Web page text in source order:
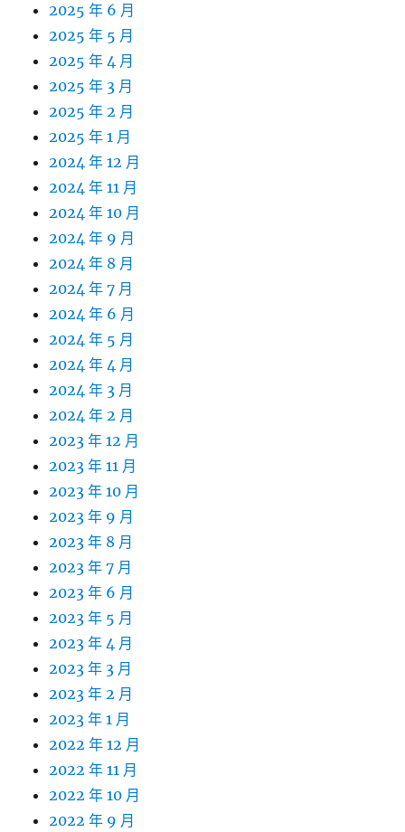
2025 年 6 月
2025 年 5 月
2025 年 4 月
2025 年 3 月
2025 年 2 月
2025 年 1 月
2024 年 12 月
2024 年 11 月
2024 年 10 月
2024 年 9 月
2024 年 8 月
2024 年 7 月
2024 年 6 月
2024 年 5 月
2024 年 4 月
2024 年 3 月
2024 年 2 月
2023 年 12 月
2023 年 11 月
2023 年 10 月
2023 年 9 月
2023 年 8 月
2023 年 7 月
2023 年 6 月
2023 年 5 月
2023 年 4 月
2023 年 3 月
2023 年 2 月
2023 年 1 月
2022 年 12 月
2022 年 11 月
2022 年 10 月
2022 年 9 月